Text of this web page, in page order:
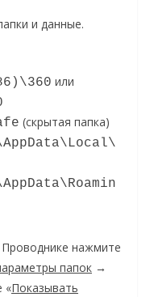
и данные.
или
(скрытая папка)
Проводнике нажмите
папок →
«Показывать